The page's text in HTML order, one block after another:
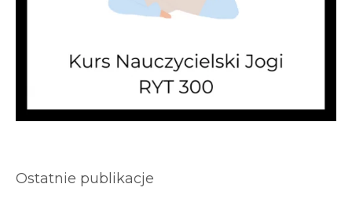
Ostatnie publikacje